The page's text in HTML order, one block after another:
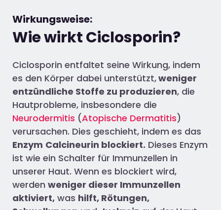
Wirkungsweise:
Wie wirkt Ciclosporin?
Ciclosporin entfaltet seine Wirkung, indem
es den Körper dabei unterstützt,weniger
entzündliche Stoffe zu produzieren, die
Hautprobleme, insbesondere die
Neurodermitis (Atopische Dermatitis)
verursachen. Dies geschieht, indem es das
Enzym Calcineurin blockiert. Dieses Enzym
ist wie ein Schalter für Immunzellen in
unserer Haut. Wenn es blockiert wird,
werden weniger dieser Immunzellen
aktiviert, was hilft, Rötungen,